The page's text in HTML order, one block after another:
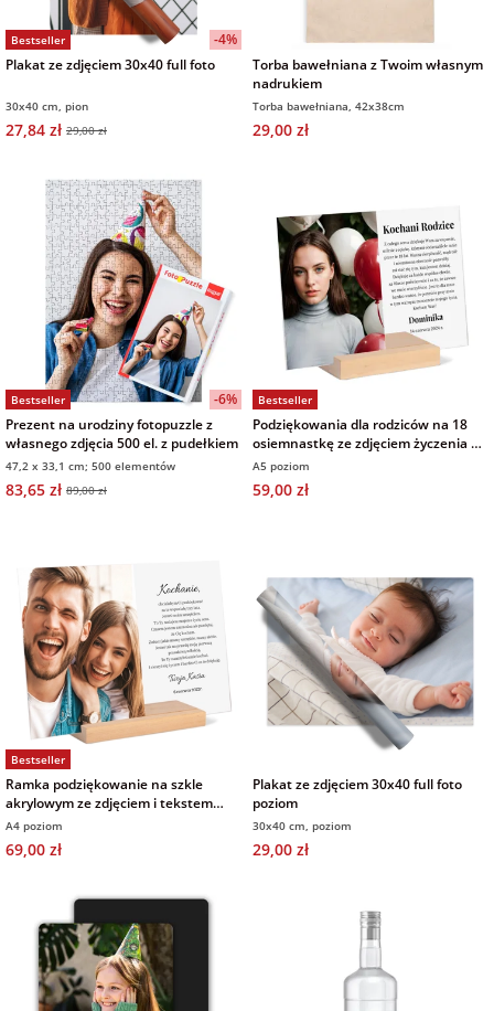
personalizowane
Torby
zdjęciem
Fotografie
Naklejki i
naprasowanki
imienne
Bombki ze
zdjęciem
Dodatki i
opakowania
na 40 urodziny
na 50 urodziny
na wesele
na rocznicę
ślubu
na rozpoczęcie
szkoły
na zakończenie
szkoły
na pamiątkę z
wakacji
Chłopaka
na Dzień Kobiet
na walentynki
na mikołajki
na prezent
na Dzień Babci i
Dziadka
dla nauczyciela
dla miłośników
kotów
dla miłośników
psów
dla brata
dla siostry
dla chłopaka
dla dziewczyny
dla przyjaciela
Bestseller
-4%
Plakat ze zdjęciem 30x40 full foto
30x40 cm, pion
27,84 zł 29,00 zł
Torba bawełniana z Twoim własnym
nadrukiem
Torba bawełniana, 42x38cm
29,00 zł
Bestseller
-6%
Prezent na urodziny fotopuzzle z
własnego zdjęcia 500 el. z pudełkiem
47,2 x 33,1 cm; 500 elementów
83,65 zł 89,00 zł
Bestseller
Podziękowania dla rodziców na 18
osiemnastkę ze zdjęciem życzenia na
szkle 21x15 cm
A5 poziom
59,00 zł
Bestseller
Ramka podziękowanie na szkle
akrylowym ze zdjęciem i tekstem
21x30 cm
A4 poziom
69,00 zł
Plakat ze zdjęciem 30x40 full foto
poziom
30x40 cm, poziom
29,00 zł